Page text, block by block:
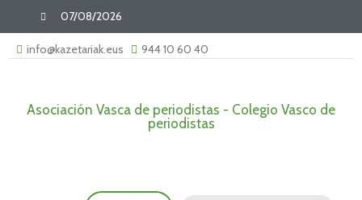
07/08/2026
info@kazetariak.eus 944 10 60 40
Asociación Vasca de periodistas - Colegio Vasco de
periodistas